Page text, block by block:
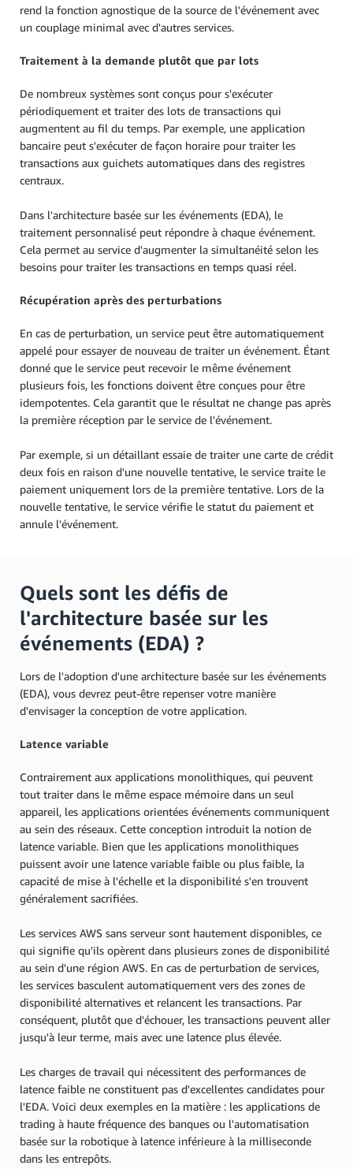
rend la fonction agnostique de la source de l'événement avec
un couplage minimal avec d'autres services.
Traitement à la demande plutôt que par lots
De nombreux systèmes sont conçus pour s'exécuter
périodiquement et traiter des lots de transactions qui
augmentent au fil du temps. Par exemple, une application
bancaire peut s'exécuter de façon horaire pour traiter les
transactions aux guichets automatiques dans des registres
centraux.
Dans l'architecture basée sur les événements (EDA), le
traitement personnalisé peut répondre à chaque événement.
Cela permet au service d'augmenter la simultanéité selon les
besoins pour traiter les transactions en temps quasi réel.
Récupération après des perturbations
En cas de perturbation, un service peut être automatiquement
appelé pour essayer de nouveau de traiter un événement. Étant
donné que le service peut recevoir le même événement
plusieurs fois, les fonctions doivent être conçues pour être
idempotentes. Cela garantit que le résultat ne change pas après
la première réception par le service de l'événement.
Par exemple, si un détaillant essaie de traiter une carte de crédit
deux fois en raison d'une nouvelle tentative, le service traite le
paiement uniquement lors de la première tentative. Lors de la
nouvelle tentative, le service vérifie le statut du paiement et
annule l'événement.
Quels sont les défis de
l'architecture basée sur les
événements (EDA) ?
Lors de l'adoption d'une architecture basée sur les événements
(EDA), vous devrez peut-être repenser votre manière
d'envisager la conception de votre application.
Latence variable
Contrairement aux applications monolithiques, qui peuvent
tout traiter dans le même espace mémoire dans un seul
appareil, les applications orientées événements communiquent
au sein des réseaux. Cette conception introduit la notion de
latence variable. Bien que les applications monolithiques
puissent avoir une latence variable faible ou plus faible, la
capacité de mise à l'échelle et la disponibilité s'en trouvent
généralement sacrifiées.
Les services AWS sans serveur sont hautement disponibles, ce
qui signifie qu'ils opèrent dans plusieurs zones de disponibilité
au sein d'une région AWS. En cas de perturbation de services,
les services basculent automatiquement vers des zones de
disponibilité alternatives et relancent les transactions. Par
conséquent, plutôt que d'échouer, les transactions peuvent aller
jusqu'à leur terme, mais avec une latence plus élevée.
Les charges de travail qui nécessitent des performances de
latence faible ne constituent pas d'excellentes candidates pour
l'EDA. Voici deux exemples en la matière : les applications de
trading à haute fréquence des banques ou l'automatisation
basée sur la robotique à latence inférieure à la milliseconde
dans les entrepôts.